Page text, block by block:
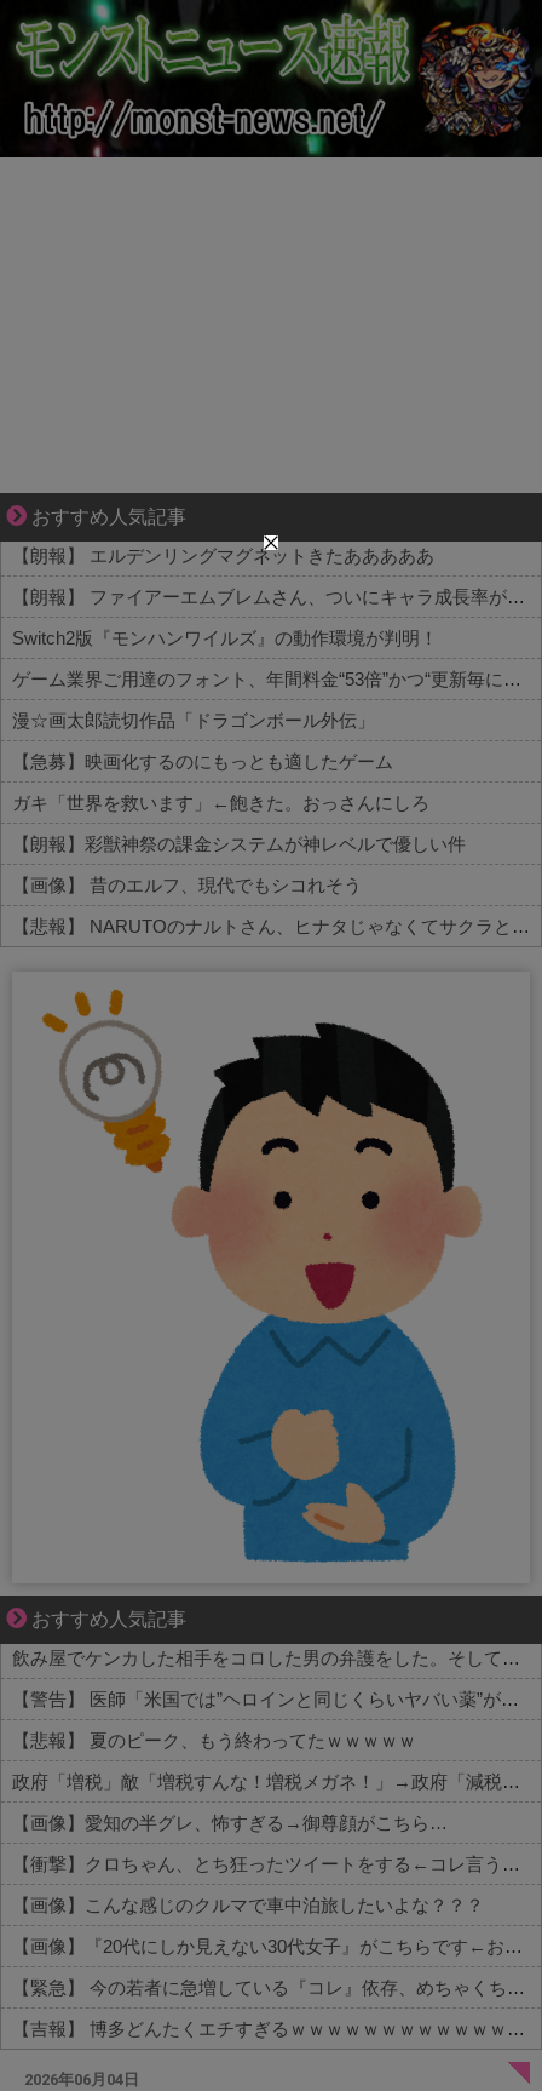
おすすめ人気記事
好青年の片思いが壊れていくまで
【朗報】 エルデンリングマグネットきたあああああ
【朗報】 ファイアーエムブレムさん、ついにキャラ成長率がゲーム内で見れるようになる
Switch2版『モンハンワイルズ』の動作環境が判明！
ゲーム業界ご用達のフォント、年間料金“53倍”かつ“更新毎に値上げ”のありえない契約により多数撤退へ・・・
漫☆画太郎読切作品「ドラゴンボール外伝」
【急募】映画化するのにもっとも適したゲーム
ガキ「世界を救います」←飽きた。おっさんにしろ
【朗報】彩獣神祭の課金システムが神レベルで優しい件
【画像】 昔のエルフ、現代でもシコれそう
【悲報】 NARUTOのナルトさん、ヒナタじゃなくてサクラと絶対に結婚するべきだったｗｗｗｗ
おすすめ人気記事
知らない土地で、主婦は孤独になる
飲み屋でケンカした相手をコロした男の弁護をした。そして数年後、因果応報を思わせる出来事が…
【警告】 医師「米国では”ヘロインと同じくらいヤバい薬”が日本では平気で処方されてる」
【悲報】 夏のピーク、もう終わってたｗｗｗｗｗ
政府「増税」敵「増税すんな！増税メガネ！」→政府「減税」敵「減税すんな！社会保障どうなる！」
【画像】愛知の半グレ、怖すぎる→御尊顔がこちら…
【衝撃】クロちゃん、とち狂ったツイートをする←コレ言うほどおかしいか？？？？？？
【画像】こんな感じのクルマで車中泊旅したいよな？？？
【画像】『20代にしか見えない30代女子』がこちらです←お前らから見てどう？？？？？？？
【緊急】 今の若者に急増している『コレ』依存、めちゃくちゃ深刻な模様w w w w w w w w w w
【吉報】 博多どんたくエチすぎるｗｗｗｗｗｗｗｗｗｗｗｗｗｗｗ
Powered by livedoor 相互RSS
2026年06月04日